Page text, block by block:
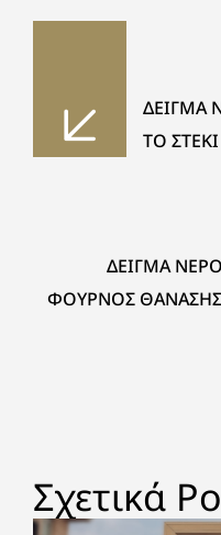
ΔΕΙΓΜΑ
ΤΟ
ΔΕΙΓΜΑ
ΦΟΥΡΝΟΣ ΘΑΝΑΣΗΣ
Σχετικά